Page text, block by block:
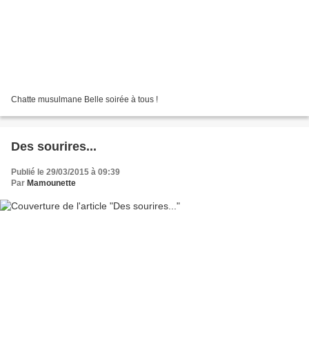
Chatte musulmane Belle soirée à tous !
Des sourires...
Publié le 29/03/2015 à 09:39
Par Mamounette